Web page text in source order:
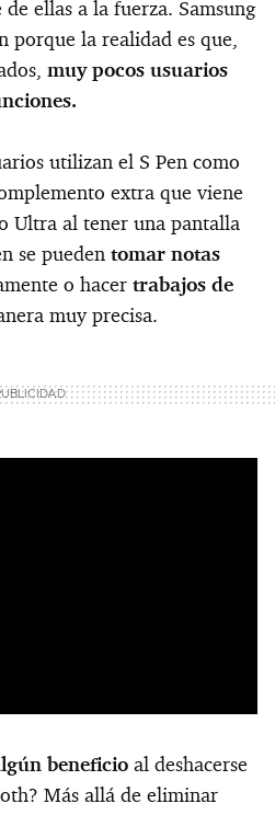
ellas a la fuerza. Samsung
porque la realidad es que,
muy pocos usuarios
utilizan el S Pen como
extra que viene
Ultra al tener una pantalla
se pueden tomar notas
o hacer trabajos de
muy precisa.
beneficio al deshacerse
Más allá de eliminar